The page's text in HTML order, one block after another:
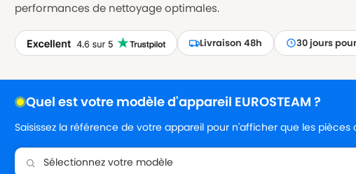
performances de nettoyage optimales.
Livraison 48h 30 jours
Quel est votre modèle d'appareil EUROSTEAM ?
Saisissez la référence de votre appareil pour n'afficher que les pièces